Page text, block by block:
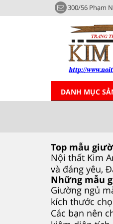
300/56 Phạm
DANH MỤC
Top mẫu
Nội thất Kim
và đáng yêu,
Những mẫu
Giường ngủ
kích thước
Các bạn nên